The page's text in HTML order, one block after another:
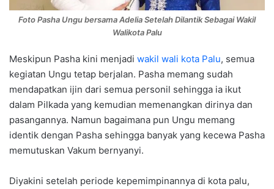
Foto Pasha Ungu bersama Adelia Setelah Dilantik Sebagai Wakil
Walikota Palu
Meskipun Pasha kini menjadi wakil wali kota Palu, semua
kegiatan Ungu tetap berjalan. Pasha memang sudah
mendapatkan ijin dari semua personil sehingga ia ikut
dalam Pilkada yang kemudian memenangkan dirinya dan
pasangannya. Namun bagaimana pun Ungu memang
identik dengan Pasha sehingga banyak yang kecewa Pasha
memutuskan Vakum bernyanyi.
Diyakini setelah periode kepemimpinannya di kota palu,